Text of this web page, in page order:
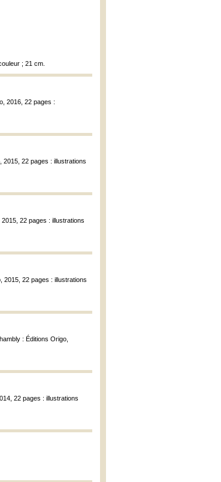
; 21 cm.
2016, 22 pages :
2015, 22 pages : illustrations
22 pages : illustrations
2015, 22 pages : illustrations
: Éditions Origo,
22 pages : illustrations